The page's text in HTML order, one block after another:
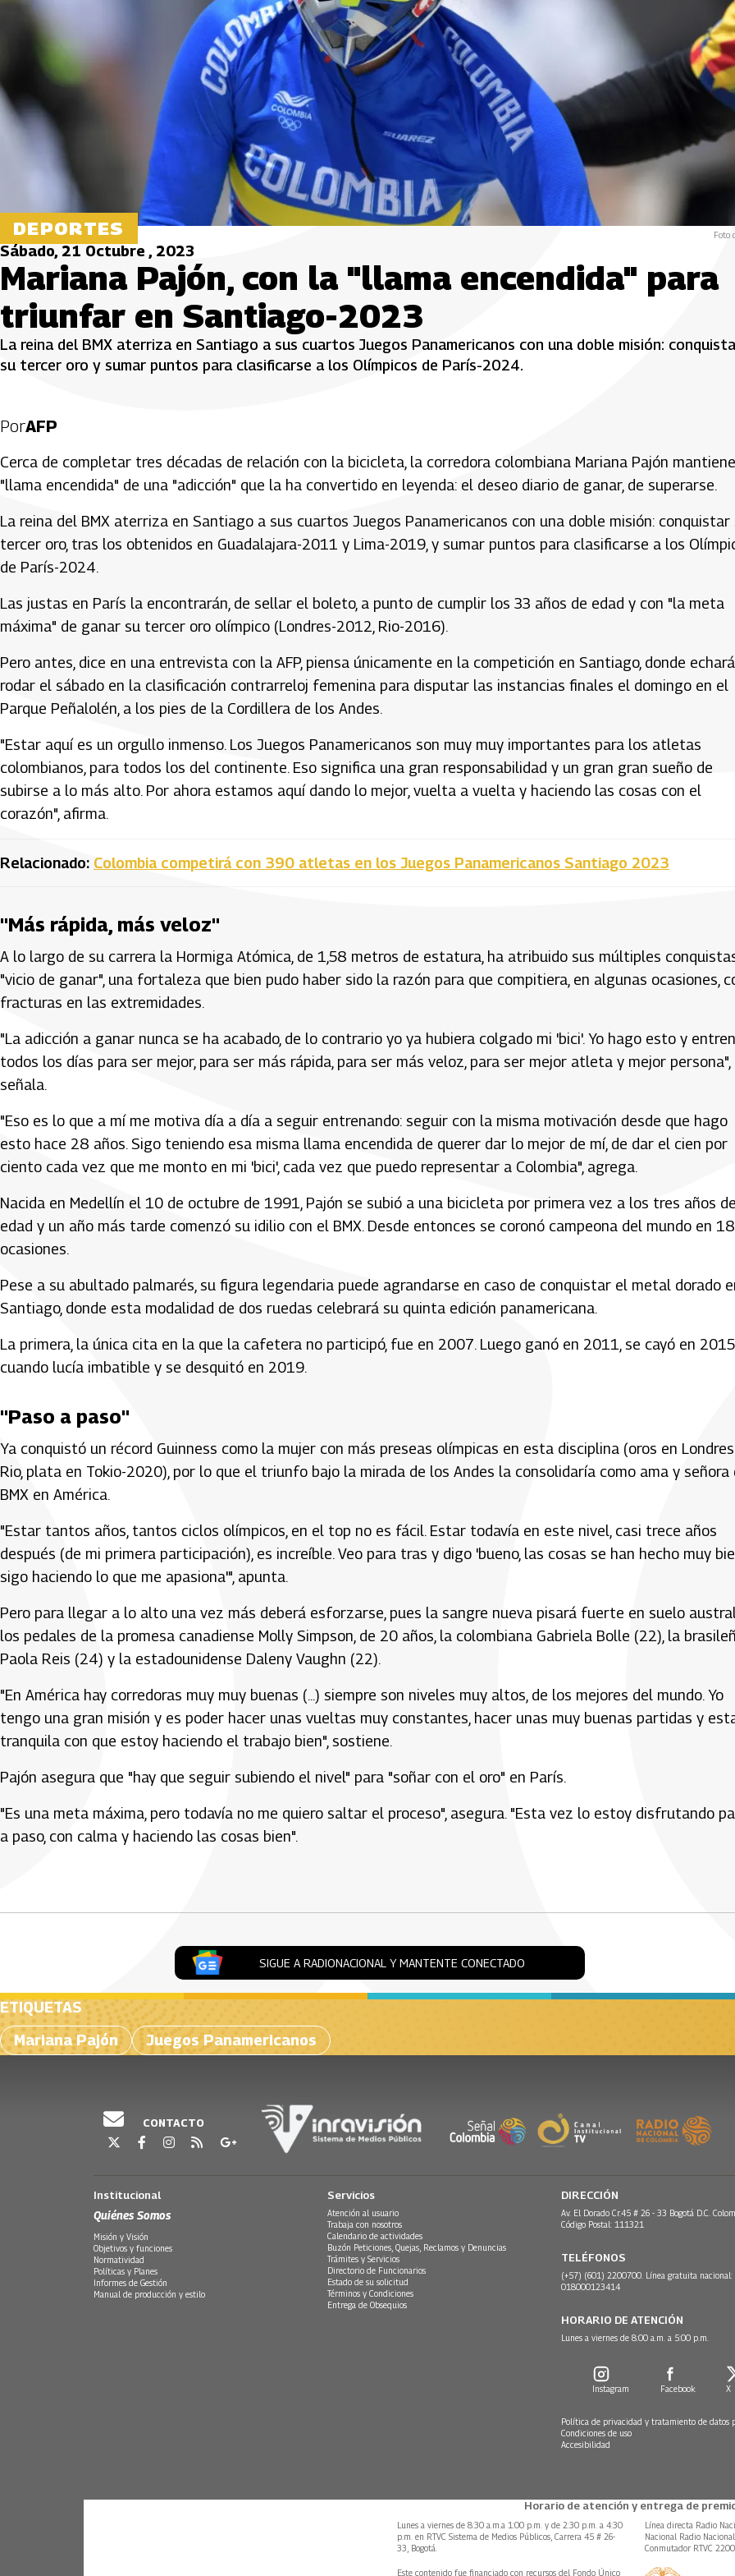
DEPORTES Foto
Sábado, 21 Octubre , 2023
Mariana Pajón, con la "llama encendida" para
triunfar en Santiago-2023
La reina del BMX aterriza en Santiago a sus cuartos Juegos Panamericanos con una doble misión:
su tercer oro y sumar puntos para clasificarse a los Olímpicos de París-2024.
PorAFP
Cerca de completar tres décadas de relación con la bicicleta, la corredora colombiana Mariana Pajón
"llama encendida" de una "adicción" que la ha convertido en leyenda: el deseo diario de ganar, de superarse.
La reina del BMX aterriza en Santiago a sus cuartos Juegos Panamericanos con una doble misión: conquistar
tercer oro, tras los obtenidos en Guadalajara-2011 y Lima-2019, y sumar puntos para clasificarse a los
de París-2024.
Las justas en París la encontrarán, de sellar el boleto, a punto de cumplir los 33 años de edad y con "la meta
máxima" de ganar su tercer oro olímpico (Londres-2012, Rio-2016).
Pero antes, dice en una entrevista con la AFP, piensa únicamente en la competición en Santiago, donde
rodar el sábado en la clasificación contrarreloj femenina para disputar las instancias finales el domingo en el
Parque Peñalolén, a los pies de la Cordillera de los Andes.
"Estar aquí es un orgullo inmenso. Los Juegos Panamericanos son muy muy importantes para los atletas
colombianos, para todos los del continente. Eso significa una gran responsabilidad y un gran gran sueño de
subirse a lo más alto. Por ahora estamos aquí dando lo mejor, vuelta a vuelta y haciendo las cosas con el
corazón", afirma.
Relacionado: Colombia competirá con 390 atletas en los Juegos Panamericanos Santiago 2023
"Más rápida, más veloz"
A lo largo de su carrera la Hormiga Atómica, de 1,58 metros de estatura, ha atribuido sus múltiples
"vicio de ganar", una fortaleza que bien pudo haber sido la razón para que compitiera, en algunas ocasiones,
fracturas en las extremidades.
"La adicción a ganar nunca se ha acabado, de lo contrario yo ya hubiera colgado mi 'bici'. Yo hago esto y
todos los días para ser mejor, para ser más rápida, para ser más veloz, para ser mejor atleta y mejor persona",
señala.
"Eso es lo que a mí me motiva día a día a seguir entrenando: seguir con la misma motivación desde que hago
esto hace 28 años. Sigo teniendo esa misma llama encendida de querer dar lo mejor de mí, de dar el cien por
ciento cada vez que me monto en mi 'bici', cada vez que puedo representar a Colombia", agrega.
Nacida en Medellín el 10 de octubre de 1991, Pajón se subió a una bicicleta por primera vez a los tres años de
edad y un año más tarde comenzó su idilio con el BMX. Desde entonces se coronó campeona del mundo en 18
ocasiones.
Pese a su abultado palmarés, su figura legendaria puede agrandarse en caso de conquistar el metal dorado
Santiago, donde esta modalidad de dos ruedas celebrará su quinta edición panamericana.
La primera, la única cita en la que la cafetera no participó, fue en 2007. Luego ganó en 2011, se cayó en 2015
cuando lucía imbatible y se desquitó en 2019.
"Paso a paso"
Ya conquistó un récord Guinness como la mujer con más preseas olímpicas en esta disciplina (oros en
Rio, plata en Tokio-2020), por lo que el triunfo bajo la mirada de los Andes la consolidaría como ama y señora
BMX en América.
"Estar tantos años, tantos ciclos olímpicos, en el top no es fácil. Estar todavía en este nivel, casi trece años
después (de mi primera participación), es increíble. Veo para tras y digo 'bueno, las cosas se han hecho muy
sigo haciendo lo que me apasiona'", apunta.
Pero para llegar a lo alto una vez más deberá esforzarse, pues la sangre nueva pisará fuerte en suelo
los pedales de la promesa canadiense Molly Simpson, de 20 años, la colombiana Gabriela Bolle (22), la
Paola Reis (24) y la estadounidense Daleny Vaughn (22).
"En América hay corredoras muy muy buenas (...) siempre son niveles muy altos, de los mejores del mundo. Yo
tengo una gran misión y es poder hacer unas vueltas muy constantes, hacer unas muy buenas partidas y
tranquila con que estoy haciendo el trabajo bien", sostiene.
Pajón asegura que "hay que seguir subiendo el nivel" para "soñar con el oro" en París.
"Es una meta máxima, pero todavía no me quiero saltar el proceso", asegura. "Esta vez lo estoy disfrutando
a paso, con calma y haciendo las cosas bien".
SIGUE A RADIONACIONAL Y MANTENTE CONECTADO
ETIQUETAS
Mariana Pajón
Juegos Panamericanos
CONTACTO
Institucional
Quiénes Somos
Misión y Visión
Objetivos y funciones
Normatividad
Políticas y Planes
Informes de Gestión
Manual de producción y estilo
Servicios
Atención al usuario
Trabaja con nosotros
Calendario de actividades
Buzón Peticiones, Quejas, Reclamos y Denuncias
Trámites y Servicios
Directorio de Funcionarios
Estado de su solicitud
Términos y Condiciones
Entrega de Obsequios
DIRECCIÓN
Av. El Dorado Cr.45 # 26 - 33 Bogotá D.C.
Código Postal: 111321
TELÉFONOS
(+57) (601) 2200700. Línea gratuita nacional:
018000123414
HORARIO DE ATENCIÓN
Lunes a viernes de 8:00 a.m. a 5:00 p.m.
Instagram Facebook X
Política de privacidad y tratamiento de datos
Condiciones de uso
Accesibilidad
Horario de atención y entrega de
Lunes a viernes de 8:30 a.m.a 1:00 p.m. y de 2:30 p.m. a 4:30
p.m. en RTVC Sistema de Medios Públicos, Carrera 45 # 26-
33, Bogotá.
Línea directa Radio
Nacional Radio
Conmutador RTVC
Este contenido fue financiado con recursos del Fondo Único